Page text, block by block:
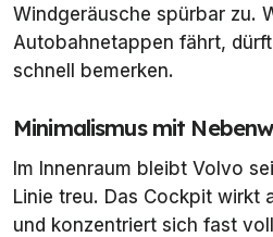
Windgeräusche spürbar zu.
Autobahnetappen fährt,
schnell bemerken.
Minimalismus mit
Im Innenraum bleibt Volvo
Linie treu. Das Cockpit wirkt
und konzentriert sich fast